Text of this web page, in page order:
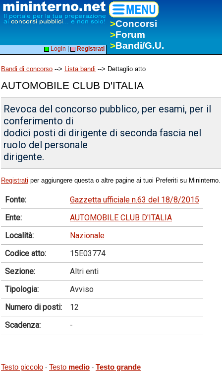
>Concorsi
>Forum
>Bandi/G.U.
Login Registrati
Bandi di concorso --> Lista bandi --> Dettaglio atto
AUTOMOBILE CLUB D'ITALIA
Revoca del concorso pubblico, per esami, per il
conferimento di
dodici posti di dirigente di seconda fascia nel
ruolo del personale
dirigente.
Registrati per aggiungere questa o altre pagine ai tuoi Preferiti su Mininterno.
Fonte:
Gazzetta ufficiale n.63 del 18/8/2015
Ente:
AUTOMOBILE CLUB D'ITALIA
Località:
Nazionale
Codice atto:
15E03774
Sezione:
Altri enti
Tipologia:
Avviso
Numero di posti:
12
Scadenza:
-
Testo piccolo - Testo medio - Testo grande